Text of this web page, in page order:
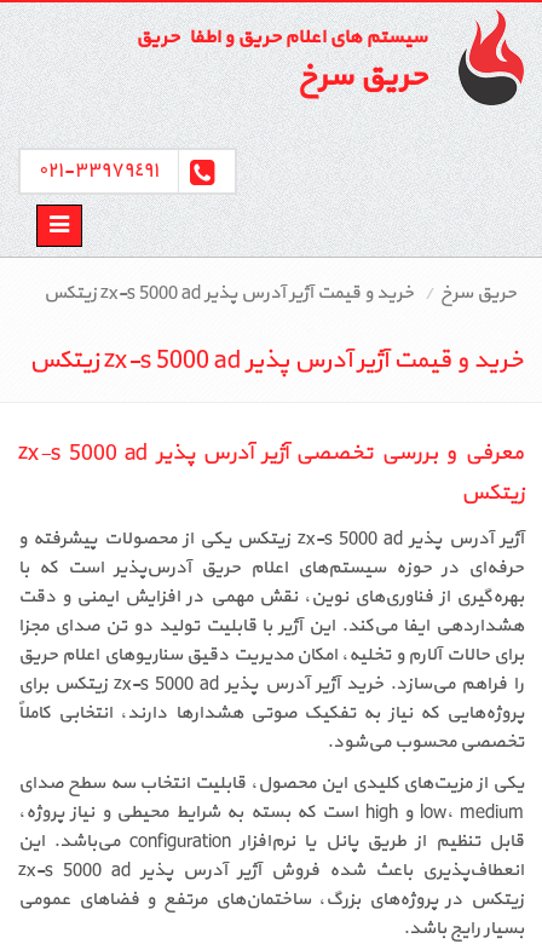
سیستم های اعلام حریق و اطفاء حریق
حریق سرخ
٣٣٩٧٩٤٩١-٠٢١
Toggle
حریق سرخ
خرید و قیمت آژیر آدرس پذیر zx-s 5000 ad زیتکس
خرید و قیمت آژیر آدرس پذیر zx-s 5000 ad زیتکس
معرفی و بررسی تخصصی آژیر آدرس پذیر zx-s 5000 ad
زیتکس
آژیر آدرس پذیر zx-s 5000 ad زیتکس یکی از محصولات پیشرفته و
حرفه‌ای در حوزه سیستم‌های اعلام حریق آدرس‌پذیر است که با
بهره‌گیری از فناوری‌های نوین، نقش مهمی در افزایش ایمنی و دقت
هشداردهی ایفا می‌کند. این آژیر با قابلیت تولید دو تن صدای مجزا
برای حالات آلارم و تخلیه، امکان مدیریت دقیق سناریوهای اعلام حریق
را فراهم می‌سازد. خرید آژیر آدرس پذیر zx-s 5000 ad زیتکس برای
پروژه‌هایی که نیاز به تفکیک صوتی هشدارها دارند، انتخابی کاملاً
تخصصی محسوب می‌شود.
یکی از مزیت‌های کلیدی این محصول، قابلیت انتخاب سه سطح صدای
low، medium و high است که بسته به شرایط محیطی و نیاز پروژه،
قابل تنظیم از طریق پانل یا نرم‌افزار configuration می‌باشد. این
انعطاف‌پذیری باعث شده فروش آژیر آدرس پذیر zx-s 5000 ad
زیتکس در پروژه‌های بزرگ، ساختمان‌های مرتفع و فضاهای عمومی
بسیار رایج باشد.